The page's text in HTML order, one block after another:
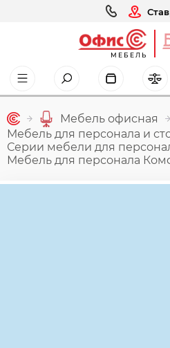
МЕБЕЛЬ
Мебель офисная
Мебель для персонала и
Серии мебели для
Мебель для персонала